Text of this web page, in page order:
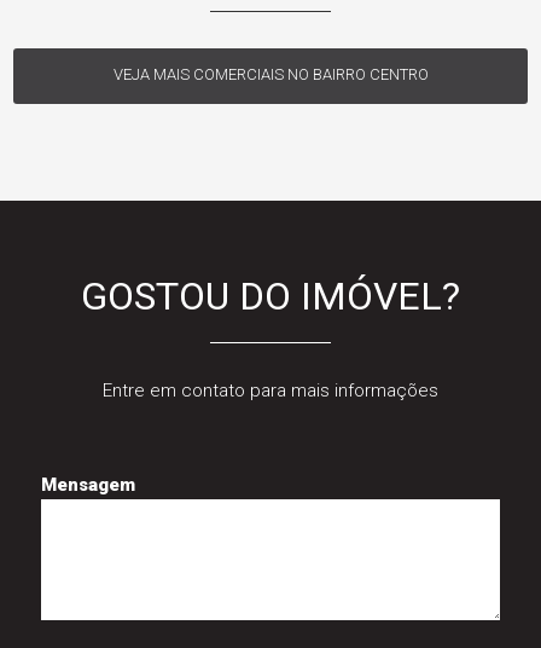
VEJA MAIS COMERCIAIS NO BAIRRO CENTRO
GOSTOU DO IMÓVEL?
Entre em contato para mais informações
Mensagem